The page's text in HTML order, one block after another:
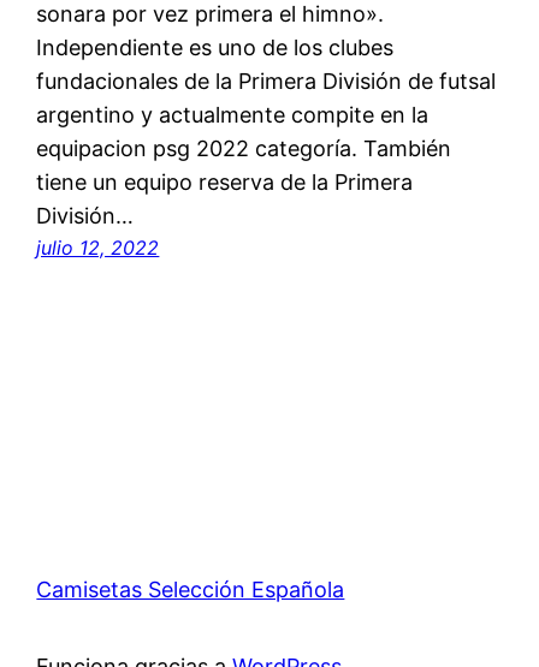
sonara por vez primera el himno».
Independiente es uno de los clubes
fundacionales de la Primera División de futsal
argentino y actualmente compite en la
equipacion psg 2022 categoría. También
tiene un equipo reserva de la Primera
División…
julio 12, 2022
Camisetas Selección Española